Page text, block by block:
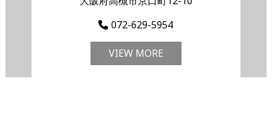
072-629-5954
VIEW MORE